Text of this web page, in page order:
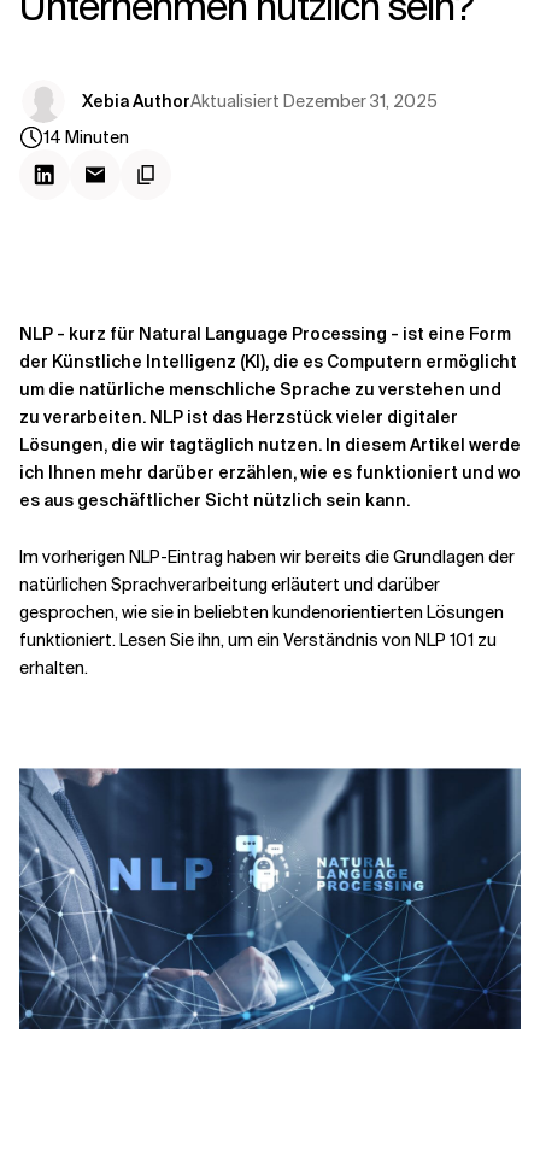
Verwandte Themen
Xebia AuthorAktualisiert Dezember 31, 2025
14 Minuten
NLP - kurz für Natural Language Processing - ist eine Form
der Künstliche Intelligenz (KI), die es Computern ermöglicht
um die natürliche menschliche Sprache zu verstehen und
zu verarbeiten. NLP ist das Herzstück vieler digitaler
Lösungen, die wir tagtäglich nutzen. In diesem Artikel werde
ich Ihnen mehr darüber erzählen, wie es funktioniert und wo
es aus geschäftlicher Sicht nützlich sein kann.
Im vorherigen NLP-Eintrag haben wir bereits die Grundlagen der
natürlichen Sprachverarbeitung erläutert und darüber
gesprochen, wie sie in beliebten kundenorientierten Lösungen
funktioniert. Lesen Sie ihn, um ein Verständnis von NLP 101 zu
erhalten.